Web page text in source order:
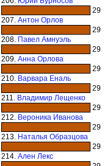
29
207. Антон Орлов
29
208. Павел Амнуэль
29
209. Анна Орлова
29
210. Варвара Еналь
29
211. Владимир Лещенко
29
212. Вероника Иванова
29
213. Наталья Образцова
29
214. Ален Лекс